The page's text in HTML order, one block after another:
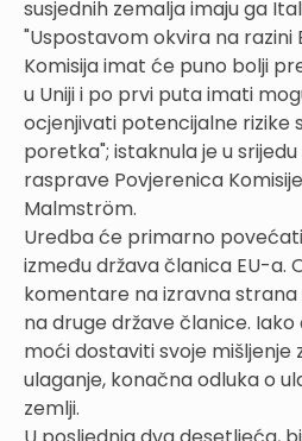
susjednih zemalja imaju ga
"Uspostavom okvira na razini
Komisija imat će puno bolji
u Uniji i po prvi puta imati
ocjenjivati potencijalne rizike
poretka"; istaknula je u
rasprave Povjerenica
Malmström.
Uredba će primarno
između država članica EU-a.
komentare na izravna
na druge države članice.
moći dostaviti svoje mišljenje
ulaganje, konačna odluka o
zemlji.